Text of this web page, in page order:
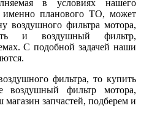
в условиях нашего
именно планового ТО, может
воздушного фильтра мотора,
и воздушный фильтр,
С подобной задачей наши
фильтра, то купить
воздушный фильтр мотора,
запчастей, подберем и